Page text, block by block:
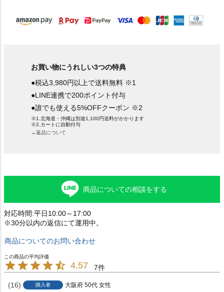
お買い物にうれしい3つの特典
●税込3,980円以上で送料無料 ※1
●LINE連携で200ポイント付与
●誰でも使える5%OFFクーポン ※2
※1.北海道・沖縄は別途1,100円送料がかかります
※2.カートに自動付与
→返品について
商品についての相談をする
対応時間:平日10:00～17:00
※30分以内の返信にて運用中。
商品についてのお問い合わせ
4.57 7
16 購入者 大阪府 50代 女性